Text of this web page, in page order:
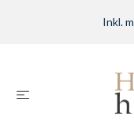
Inkl.